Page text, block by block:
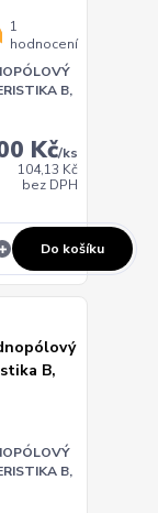
1
hodnocení
B,
Kč/ks
104,13 Kč
bez DPH
Do košíku
B,